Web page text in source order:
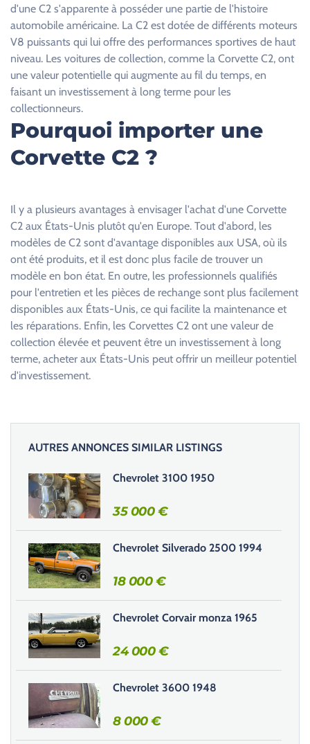
m
p
v
d'une C2 s'apparente à posséder une partie de l'histoire
automobile américaine. La C2 est dotée de différents moteurs
V8 puissants qui lui offre des performances sportives de haut
niveau. Les voitures de collection, comme la Corvette C2, ont
une valeur potentielle qui augmente au fil du temps, en
faisant un investissement à long terme pour les
collectionneurs.
Pourquoi importer une
Corvette C2 ?
Il y a plusieurs avantages à envisager l'achat d'une Corvette
C2 aux États-Unis plutôt qu'en Europe. Tout d'abord, les
modèles de C2 sont d'avantage disponibles aux USA, où ils
ont été produits, et il est donc plus facile de trouver un
modèle en bon état. En outre, les professionnels qualifiés
pour l'entretien et les pièces de rechange sont plus facilement
disponibles aux États-Unis, ce qui facilite la maintenance et
les réparations. Enfin, les Corvettes C2 ont une valeur de
collection élevée et peuvent être un investissement à long
terme, acheter aux États-Unis peut offrir un meilleur potentiel
d'investissement.
AUTRES ANNONCES SIMILAR LISTINGS
Chevrolet 3100 1950
35 000€
Chevrolet Silverado 2500 1994
18 000€
Chevrolet Corvair monza 1965
24 000€
Chevrolet 3600 1948
8 000€